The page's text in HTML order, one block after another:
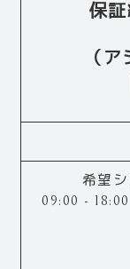
保
（
希望
09:00 -